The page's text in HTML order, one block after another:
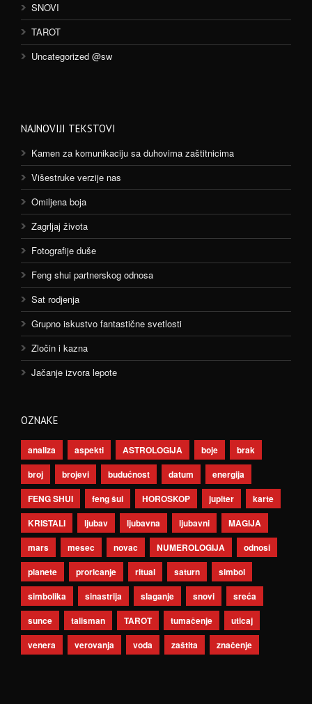
SNOVI
TAROT
Uncategorized @sw
NAJNOVIJI TEKSTOVI
Kamen za komunikaciju sa duhovima zaštitnicima
Višestruke verzije nas
Omiljena boja
Zagrljaj života
Fotografije duše
Feng shui partnerskog odnosa
Sat rodjenja
Grupno iskustvo fantastične svetlosti
Zločin i kazna
Jačanje izvora lepote
OZNAKE
analiza aspekti ASTROLOGIJA boje
brak
broj
brojevi budućnost datum
energija
FENG SHUI
feng šui HOROSKOP jupiter
karte
KRISTALI
ljubav ljubavna ljubavni
MAGIJA
mars
mesec novac NUMEROLOGIJA
odnosi
planete
proricanje ritual saturn
simbol
simbolika
sinastrija slaganje snovi
sreća
sunce
talisman TAROT tumačenje
uticaj
venera
verovanja voda zaštita značenje